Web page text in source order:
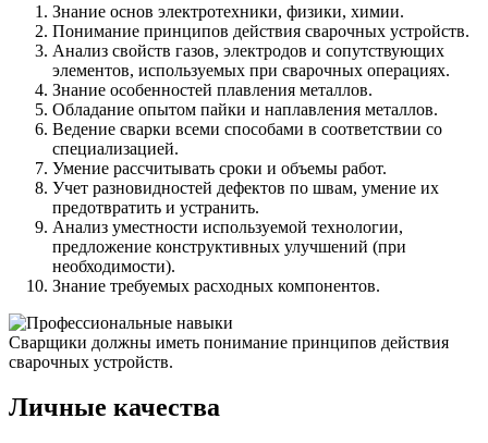
Знание основ электротехники, физики, химии.
Понимание принципов действия сварочных устройств.
Анализ свойств газов, электродов и сопутствующих
элементов, используемых при сварочных операциях.
Знание особенностей плавления металлов.
Обладание опытом пайки и наплавления металлов.
Ведение сварки всеми способами в соответствии со
специализацией.
Умение рассчитывать сроки и объемы работ.
Учет разновидностей дефектов по швам, умение их
предотвратить и устранить.
Анализ уместности используемой технологии,
предложение конструктивных улучшений (при
необходимости).
Знание требуемых расходных компонентов.
Сварщики должны иметь понимание принципов действия
сварочных устройств.
Личные качества